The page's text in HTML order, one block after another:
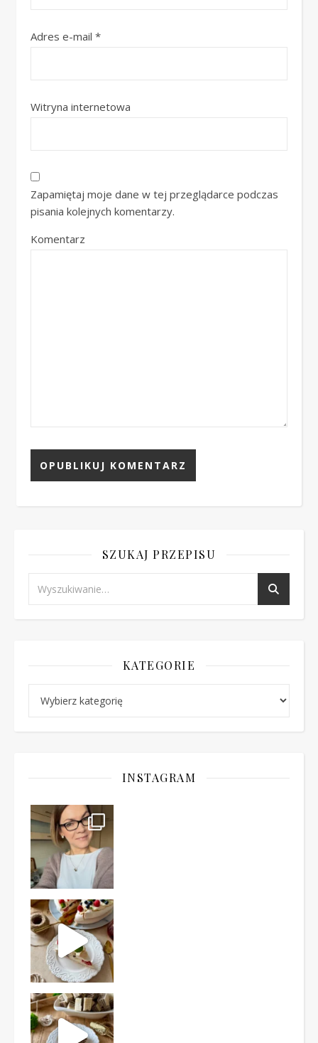
Adres e-mail *
Witryna internetowa
Zapamiętaj moje dane w tej przeglądarce podczas
pisania kolejnych komentarzy.
Komentarz
SZUKAJ PRZEPISU
KATEGORIE
INSTAGRAM
Ten deser to prawdziwy HIT PRL-u! Wafle przełożo